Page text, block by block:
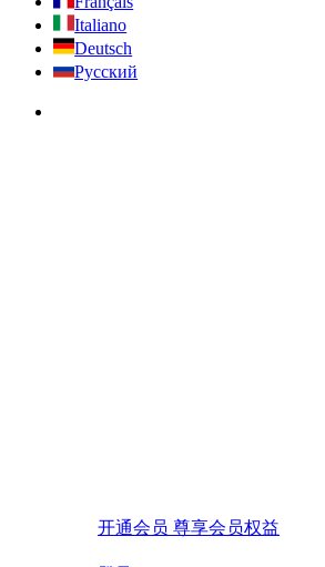
Italiano
Deutsch
Русский
开通会员 尊享会员权益